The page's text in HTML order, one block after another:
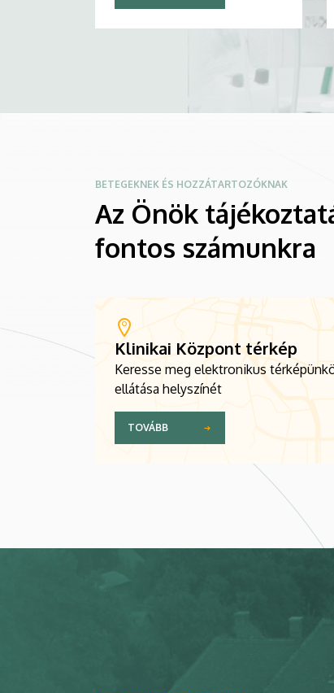
BETEGEKNEK ÉS HOZZÁTARTOZÓKNAK
Az Önök
fontos számunkra
Klinikai Központ térkép
Keresse meg elektronikus
ellátása helyszínét
TOVÁBB